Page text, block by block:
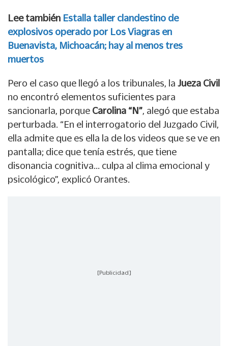
Lee también Estalla taller clandestino de
explosivos operado por Los Viagras en
Buenavista, Michoacán; hay al menos tres
muertos
Pero el caso que llegó a los tribunales, la Jueza Civil
no encontró elementos suficientes para
sancionarla, porque Carolina “N”, alegó que estaba
perturbada. “En el interrogatorio del Juzgado Civil,
ella admite que es ella la de los videos que se ve en
pantalla; dice que tenía estrés, que tiene
disonancia cognitiva… culpa al clima emocional y
psicológico”, explicó Orantes.
[Publicidad]